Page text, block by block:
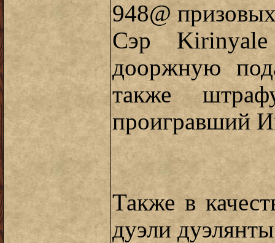
948@
Сэр
дооржную
также
проигравший
Также в
дуэли